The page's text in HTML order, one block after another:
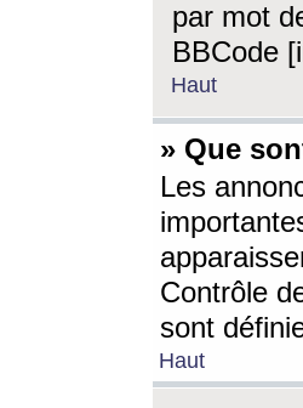
par mot
BBCode
Haut
» Que
Les
Contrôle
sont
Haut